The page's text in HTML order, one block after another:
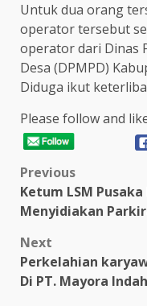
Untuk dua orang
operator tersebut
operator dari Dinas
Desa (DPMPD)
Diduga ikut
Please follow and
Post
navigation
Previous
Ketum LSM
Menyidiakan
Next
Perkelahian
Di PT. Mayora